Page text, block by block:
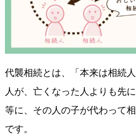
代襲相続とは、「本来は相続
人が、亡くなった人よりも先
等に、その人の子が代わって
です。